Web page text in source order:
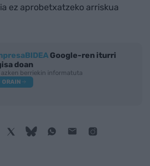
ez aprobetxatzeko arriskua
Google-ren iturri
doan
azken berriekin informatuta
ORAIN